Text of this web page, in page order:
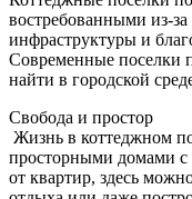
востребованными из-
инфраструктуры и
Современные поселки
найти в городской
Свобода и простор
Жизнь в коттеджном
просторными домами с
от квартир, здесь